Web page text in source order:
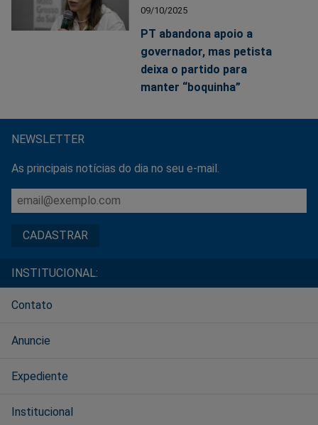
09/10/2025
PT abandona apoio a
governador, mas petista
deixa o partido para
manter “boquinha”
NEWSLETTER
As principais notícias do dia no seu e-mail.
INSTITUCIONAL:
Contato
Anuncie
Expediente
Institucional